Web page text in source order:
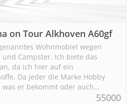
on Tour Alkhoven A60gf
Wohnmobiel wegen
Campster. Ich biete das
da ich hier auf ein
Da jeder die Marke Hobby
er bekommt oder auch…
55000